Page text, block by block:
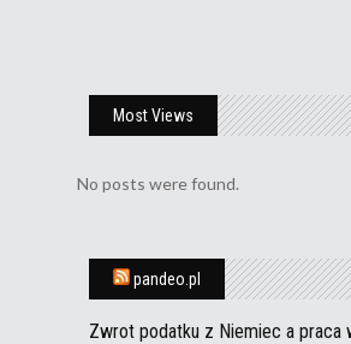
Most Views
No posts were found.
pandeo.pl
Zwrot podatku z Niemiec a praca